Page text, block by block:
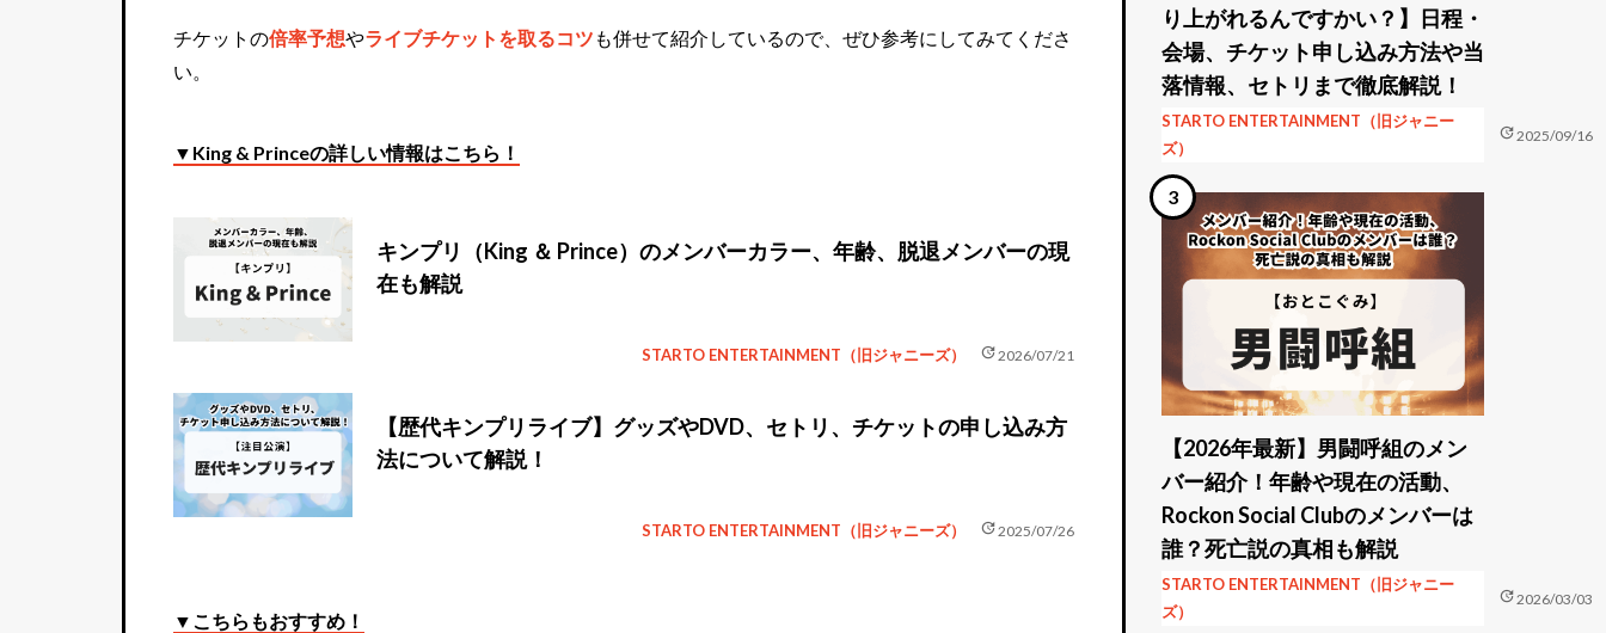
チケットの倍率予想やライブチケットを取るコツ も併せて紹介しているので、ぜひ参考にしてみてくださ
い。
▼King & Princeの詳しい情報はこちら！
キンプリ（King ＆ Prince）のメンバーカラー、年齢、脱退メンバーの現
在も解説
STARTO ENTERTAINMENT（旧ジャニーズ） update2026/07/21
【歴代キンプリライブ】グッズやDVD、セトリ、チケットの申し込み方
法について解説！
STARTO ENTERTAINMENT（旧ジャニーズ） update2025/07/26
▼こちらもおすすめ！
り上がれるんですかい？】日程・
会場、チケット申し込み方法や当
落情報、セトリまで徹底解説！
STARTO ENTERTAINMENT（旧ジャニー
ズ）
update2025/09/16
【2026年最新】男闘呼組のメン
バー紹介！年齢や現在の活動、
Rockon Social Clubのメンバーは
誰？死亡説の真相も解説
STARTO ENTERTAINMENT（旧ジャニー
ズ）
update2026/03/03